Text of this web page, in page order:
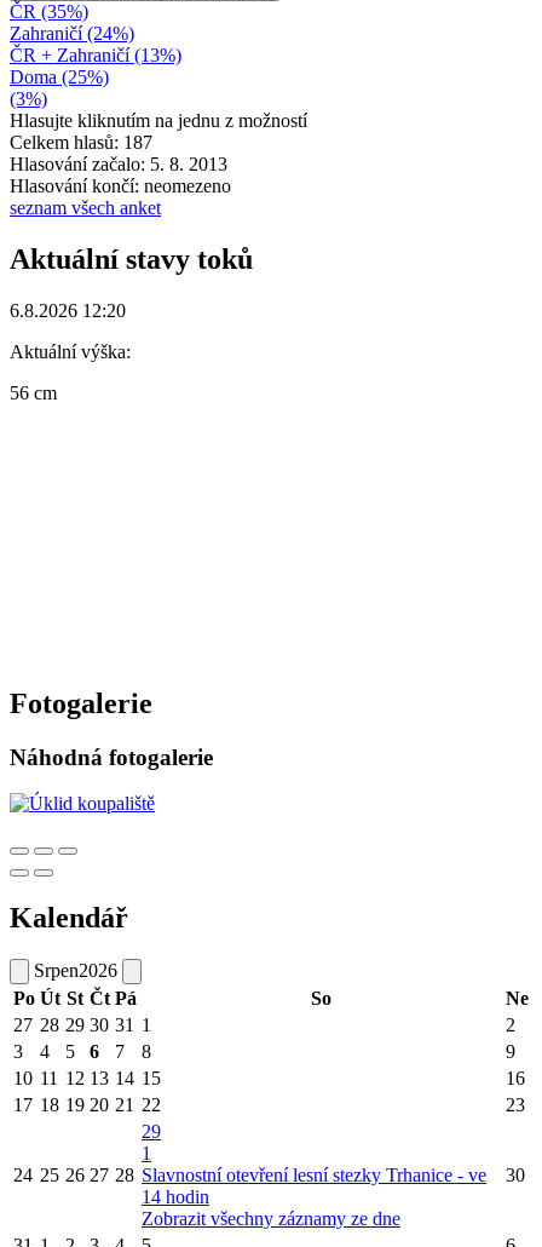
ČR (35%)
Zahraničí (24%)
ČR + Zahraničí (13%)
Doma (25%)
(3%)
Hlasujte kliknutím na jednu z možností
Celkem hlasů: 187
Hlasování začalo: 5. 8. 2013
Hlasování končí: neomezeno
seznam všech anket
Aktuální stavy toků
6.8.2026 12:20
Aktuální výška:
56 cm
Fotogalerie
Náhodná fotogalerie
Kalendář
Srpen2026
Po Út St Čt Pá So
Ne
27 28 29 30 31 1
2
3
4 5 6 7 8
9
10 11 12 13 14 15
16
17 18 19 20 21 22 23
24 25 26 27 28
29
1
Slavnostní otevření lesní stezky Trhanice - ve
14 hodin
Zobrazit všechny záznamy ze dne
30